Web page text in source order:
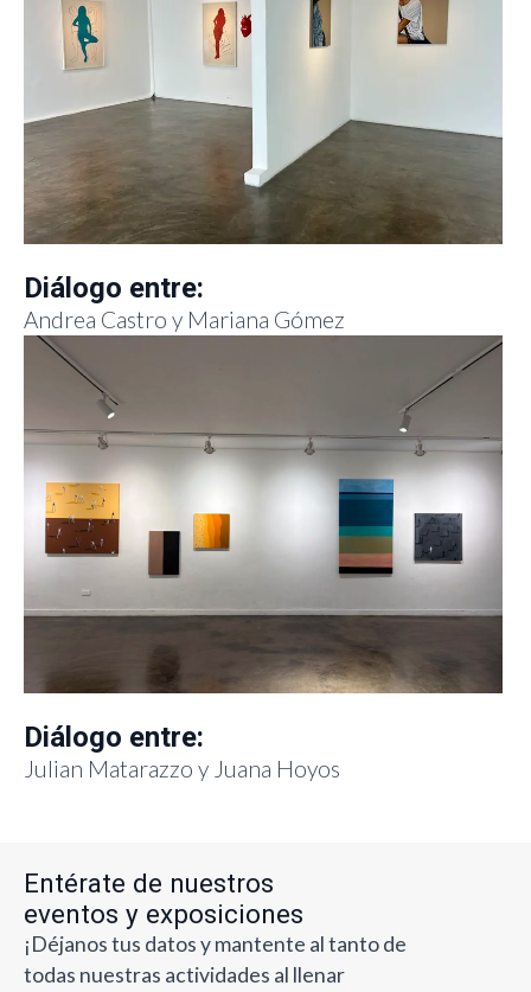
Diálogo entre:
Julian Matarazzo y Juana Hoyos
Diálogo entre:
Andrea Castro y Mariana Gómez
Entérate de nuestros
eventos y exposiciones
¡Déjanos tus datos y mantente al tanto de
todas nuestras actividades al llenar